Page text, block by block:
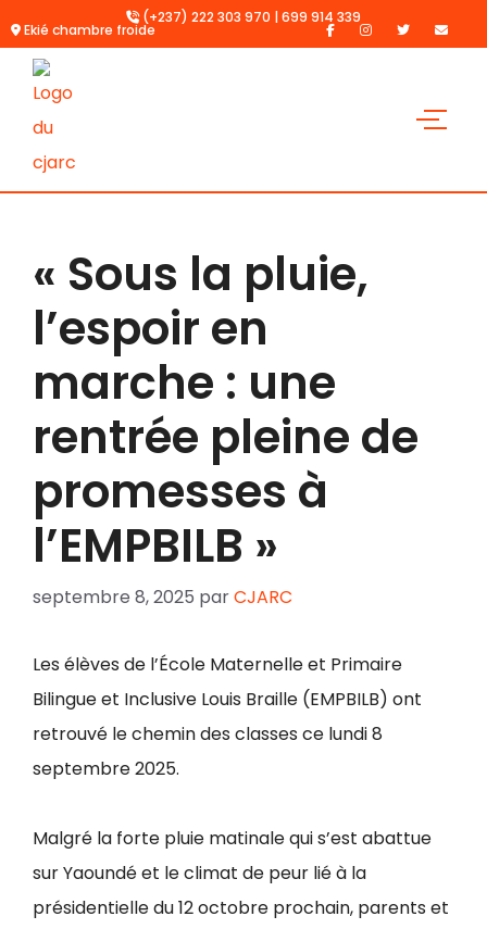
(+237) 222 303 970 | 699 914 339
Ekié chambre froide
« Sous la pluie,
l’espoir en
marche : une
rentrée pleine de
promesses à
l’EMPBILB »
septembre 8, 2025 parCJARC
Les élèves de l’École Maternelle et Primaire
Bilingue et Inclusive Louis Braille (EMPBILB) ont
retrouvé le chemin des classes ce lundi 8
septembre 2025.
Malgré la forte pluie matinale qui s’est abattue
sur Yaoundé et le climat de peur lié à la
présidentielle du 12 octobre prochain, parents et